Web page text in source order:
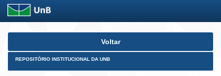
Skip
Voltar
REPOSITÓRIO INSTITUCIONAL DA UNB